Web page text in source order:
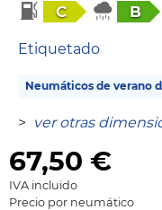
C B
Etiquetado
Neumáticos de verano
> ver otras
67,50 €
IVA incluido
Precio por neumático